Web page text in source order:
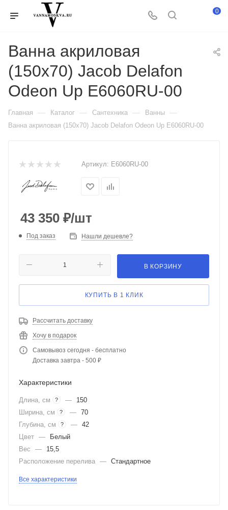
0
Ванна акриловая
(150х70) Jacob Delafon
Odeon Up E6060RU-00
Главная — Каталог — Сантехника — Ванны —
Ванна акриловая (150х70) Jacob Delafon Odeon Up E6060RU-00
Артикул: E6060RU-00
43 350 ₽/шт
Под заказ Нашли дешевле?
В КОРЗИНУ
КУПИТЬ В 1 КЛИК
Рассчитать доставку
Хочу в подарок
Самовывоз сегодня - бесплатно
Доставка завтра - 500 ₽
Характеристики
Длина, см ? —
150
Ширина, см
? — 70
Глубина, см
? — 42
Цвет —
Белый
Вес
—
15,5
Расположение перелива — Стандартное
Все характеристики